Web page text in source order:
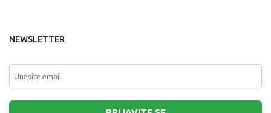
NEWSLETTER